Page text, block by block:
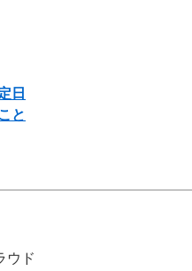
日
と
ウド